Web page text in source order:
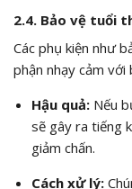
2.4. Bảo vệ tuổi
Các phụ kiện như
phận nhạy cảm
Hậu quả:Nếu
sẽ gây ra tiếng
giảm chấn.
Cách xử lý: